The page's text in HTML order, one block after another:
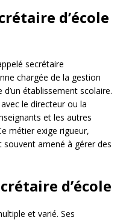
d’école
secrétaire
chargée de la gestion
établissement scolaire.
le directeur ou la
et les autres
métier exige rigueur,
amené à gérer des
d’école
et varié. Ses